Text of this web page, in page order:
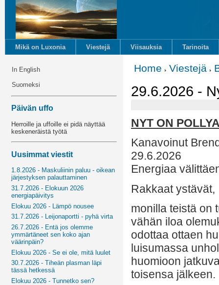
Mikä on Luxonia Viestejä Viisauksia Tarinoita
In English
Suomeksi
Päivän uffo
Herroille ja uffoille ei pidä näyttää
keskeneräistä työtä
Uusimmat viestit
1.8.2026 - Maskuliinin paluu - oikean
järjestyksen palauttaminen
31.7.2026 - Elokuun 2026
energiapäivitys
Elokuu 2026 - Lämpö nousee
31.7.2026 - Leijonaportti - pyhä virta
26.7.2026 - Entä jos olemme
ymmärtäneet sen koko ajan
väärinpäin?
Elokuu 2026 - Se ei ole, mitä luulet
30.7.2026 - Tiheän plasman läpi
tässä hetkessä
Elokuu 2026 - Tunnetko sen?
Home Viestejä
29.6.2026 -
NYT ON
Kanavoinut
29.6.2026
Energiaa
Rakkaat ystävät,
monilla teistä on
vähän iloa
odottaa ottaen
luisumassa
huomioon
toisensa jälkeen.